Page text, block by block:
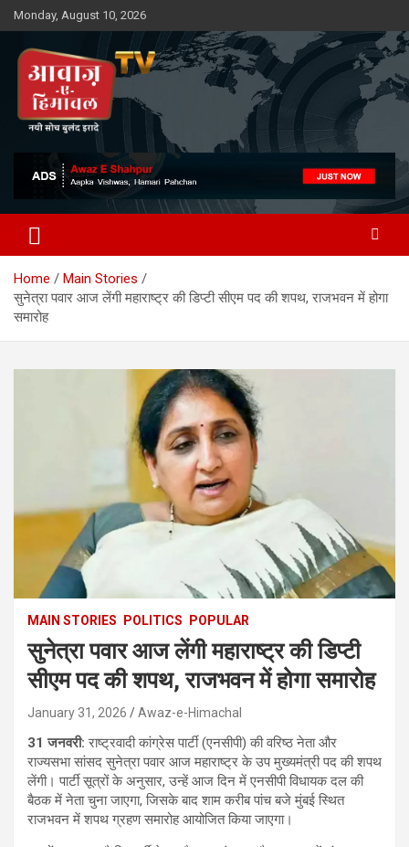
Skip
to
content
Monday, August 10, 2026
Awaz-E-Shahpur
Home
Main Stories
सुनेत्रा पवार आज लेंगी महाराष्ट्र की डिप्टी सीएम पद की शपथ, राजभवन में होगा
समारोह
MAIN STORIES POLITICS POPULAR
सुनेत्रा पवार आज लेंगी महाराष्ट्र की डिप्टी
सीएम पद की शपथ, राजभवन में होगा समारोह
January 31, 2026 Awaz-e-Himachal
31 जनवरी:राष्ट्रवादी कांग्रेस पार्टी (एनसीपी) की वरिष्ठ नेता और
राज्यसभा सांसद सुनेत्रा पवार आज महाराष्ट्र के उप मुख्यमंत्री पद की शपथ
लेंगी। पार्टी सूत्रों के अनुसार, उन्हें आज दिन में एनसीपी विधायक दल की
बैठक में नेता चुना जाएगा, जिसके बाद शाम करीब पांच बजे मुंबई स्थित
राजभवन में शपथ ग्रहण समारोह आयोजित किया जाएगा।